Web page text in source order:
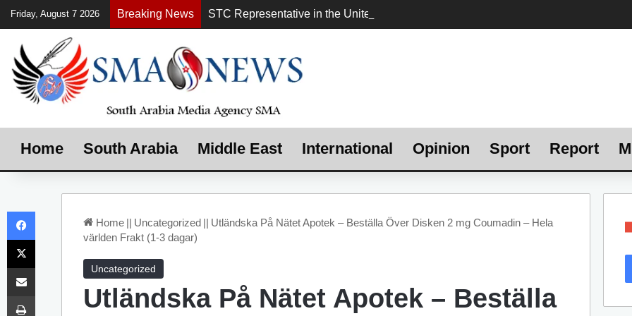
Friday, August 7 2026 Breaking News
Home South Arabia Middle East International Opinion Sport Report
Home || Uncategorized || Utländska På Nätet Apotek – Beställa Över Disken 2 mg Coumadin – Hela
världen Frakt (1-3 dagar)
Uncategorized
Utländska På Nätet Apotek – Beställa